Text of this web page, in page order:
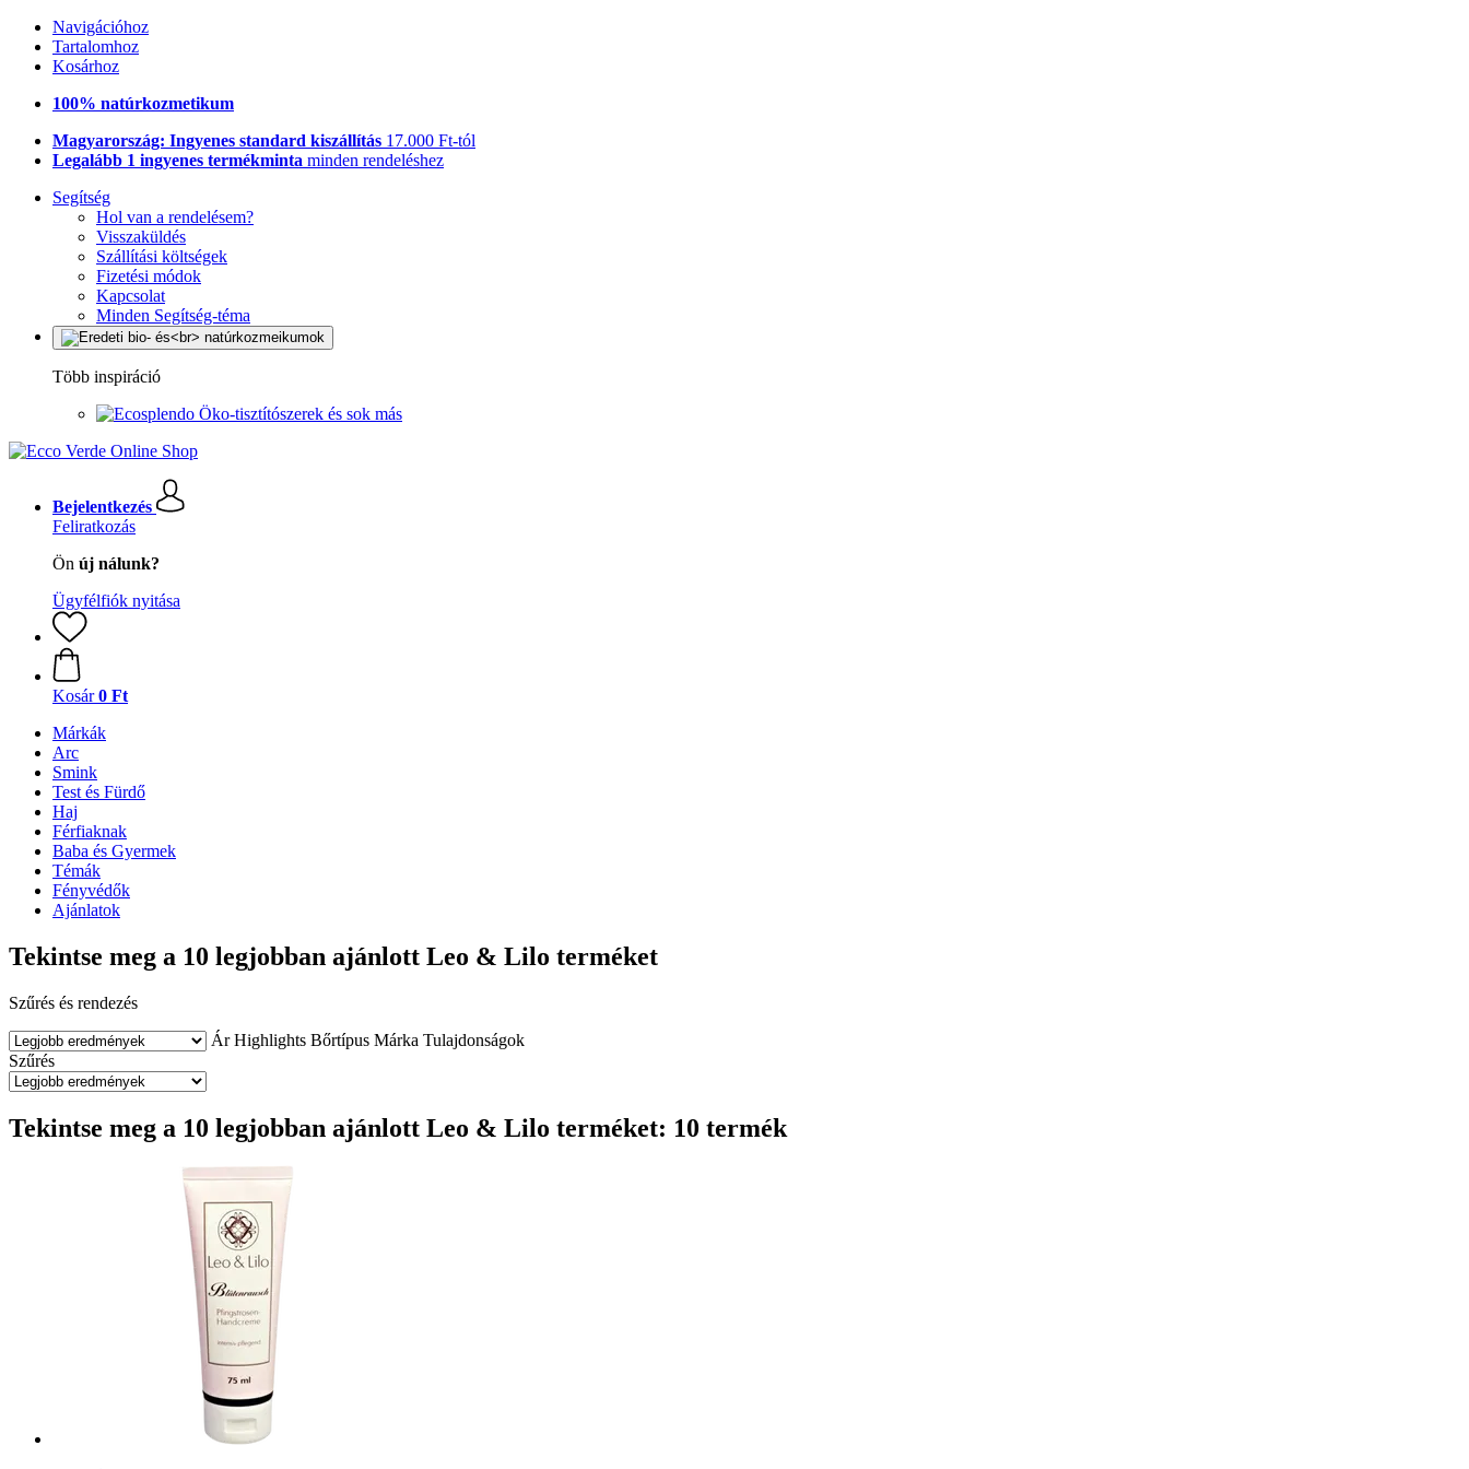
Navigációhoz
Tartalomhoz
Kosárhoz
100% natúrkozmetikum
Magyarország: Ingyenes standard kiszállítás 17.000 Ft-tól
Legalább 1 ingyenes termékminta minden rendeléshez
Segítség
Hol van a rendelésem?
Visszaküldés
Szállítási költségek
Fizetési módok
Kapcsolat
Minden Segítség-téma
Több inspiráció
Öko-tisztítószerek és sok más
Bejelentkezés
Feliratkozás
Ön új nálunk?
Ügyfélfiók nyitása
Kosár 0 Ft
Márkák
Arc
Smink
Test és Fürdő
Haj
Férfiaknak
Baba és Gyermek
Témák
Fényvédők
Ajánlatok
Tekintse meg a 10 legjobban ajánlott Leo & Lilo terméket
Szűrés és rendezés
Ár Highlights Bőrtípus Márka Tulajdonságok
Szűrés
Tekintse meg a 10 legjobban ajánlott Leo & Lilo terméket: 10 termék